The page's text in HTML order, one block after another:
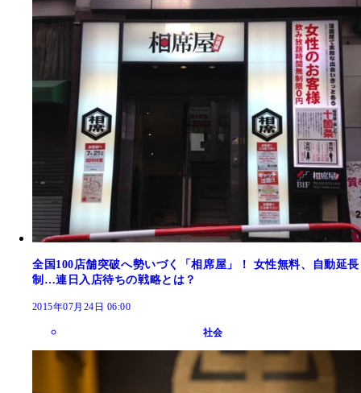
全国100店舗突破へ勢いづく「相席屋」！ 女性無料、自動延長
制…連日入店待ちの戦略とは？
2015年07月24日 06:00
社会